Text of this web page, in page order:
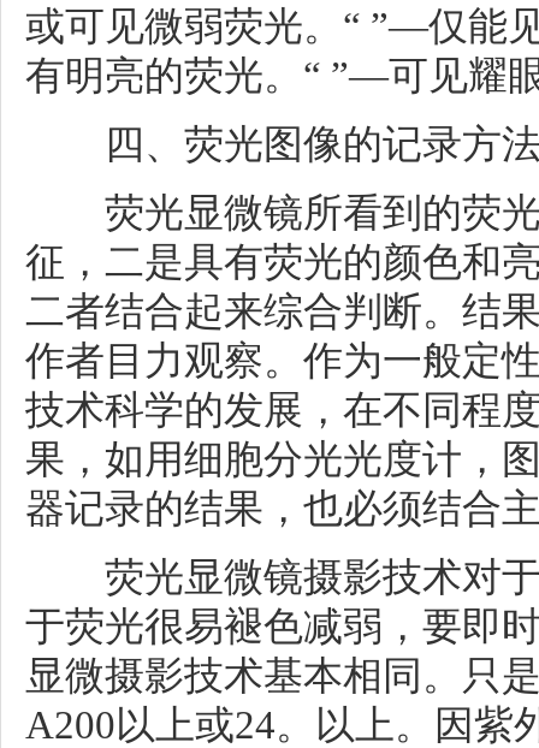
或可见微弱荧光。“ ”—仅能
有明亮的荧光。“ ”—可见耀
四、荧光图像的记录方
荧光显微镜所看到的荧光
征，二是具有荧光的颜色和
二者结合起来综合判断。结
作者目力观察。作为一般定
技术科学的发展，在不同程
果，如用细胞分光光度计，
器记录的结果，也必须结合
荧光显微镜摄影技术对于
于荧光很易褪色减弱，要即
显微摄影技术基本相同。只
A200以上或24。以上。因紫